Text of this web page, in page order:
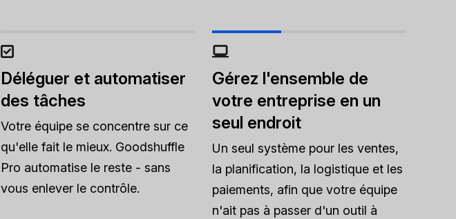
Déléguer et automatiser
des tâches
Votre équipe se concentre sur ce
qu'elle fait le mieux. Goodshuffle
Pro automatise le reste - sans
vous enlever le contrôle.
Gérez l'ensemble de
votre entreprise en un
seul endroit
Un seul système pour les ventes,
la planification, la logistique et les
paiements, afin que votre équipe
n'ait pas à passer d'un outil à